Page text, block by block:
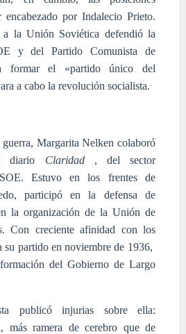
encabezado por Indalecio Prieto.
la Unión Soviética defendió la
y del Partido Comunista de
formar el «partido único del
a cabo la revolución socialista.
Margarita Nelken colaboró
diario Claridad , del sector
Estuvo en los frentes de
participó en la defensa de
la organización de la Unión de
Con creciente afinidad con los
su partido en noviembre de 1936,
del Gobierno de Largo
publicó injurias sobre ella:
más ramera de cerebro que de